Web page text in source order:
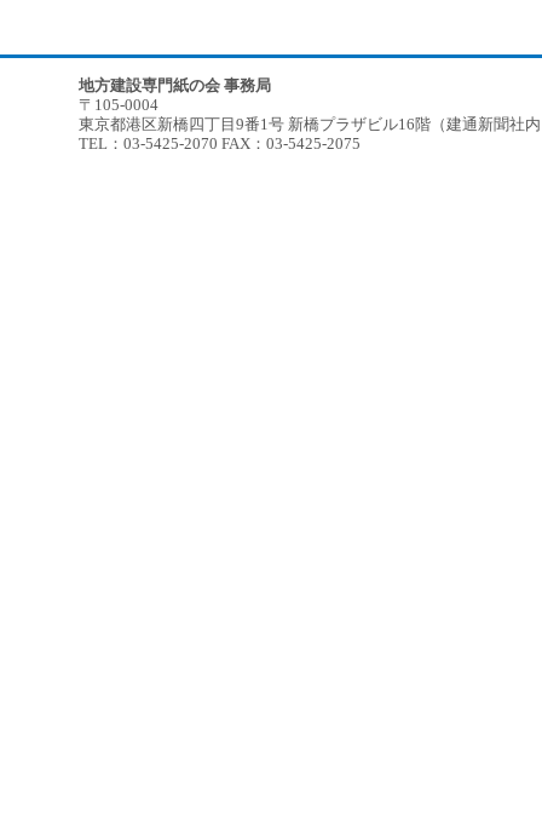
地方建設専門紙の会 事務局
〒105-0004
東京都港区新橋四丁目9番1号 新橋プラザビル16階（建通新聞社
TEL：03-5425-2070 FAX：03-5425-2075